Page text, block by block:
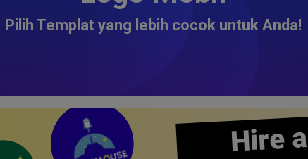
Pilih Templat yang lebih cocok untuk Anda!
Hire a